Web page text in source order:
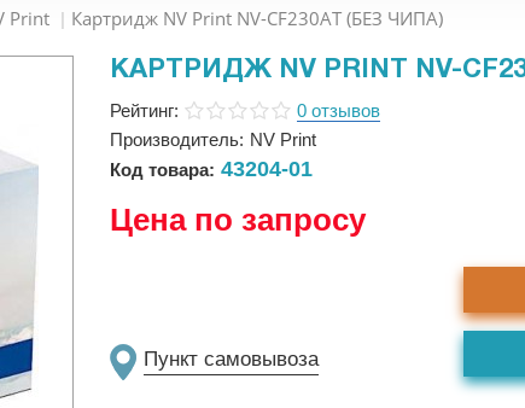
Print Картридж NV Print NV-CF230AT (БЕЗ ЧИПА)
КАРТРИДЖ NV PRINT NV-
Рейтинг:
0 отзывов
Производитель: NV Print
Код товара: 43204-01
Цена по запросу
Пункт самовывоза